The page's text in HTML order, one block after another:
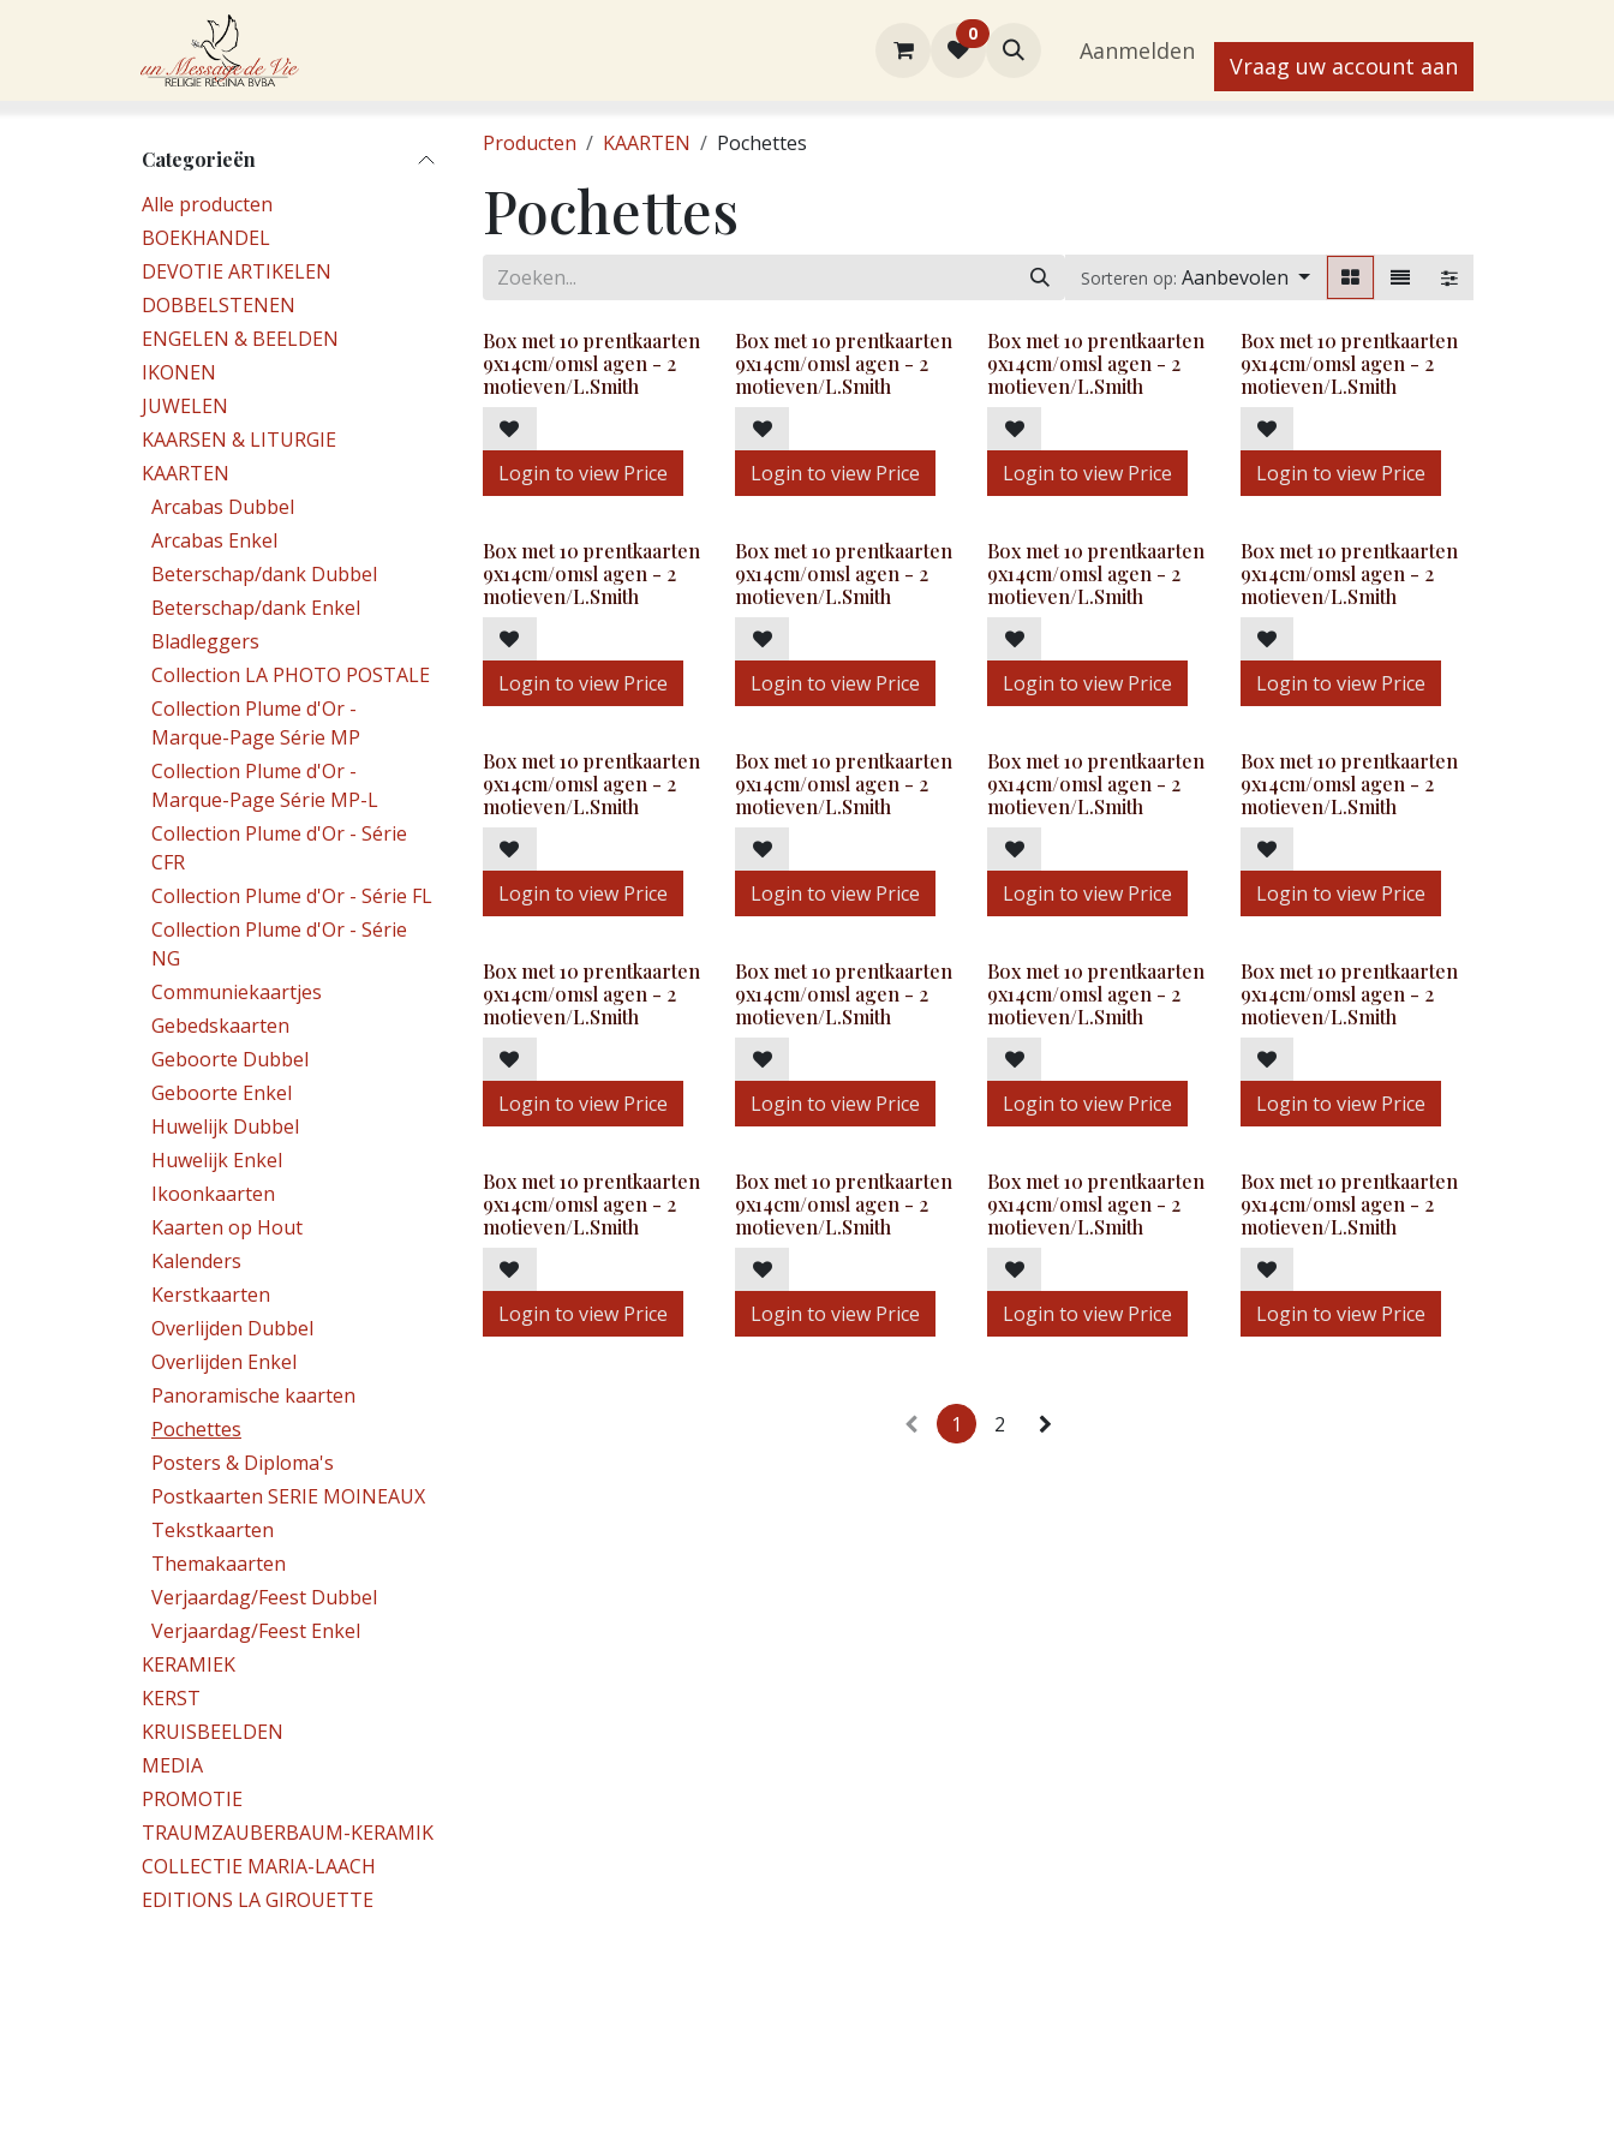
Contact
0
Aanmelden
Vraag uw account aan
Categorieën
Alle producten
BOEKHANDEL
DEVOTIE ARTIKELEN
DOBBELSTENEN
ENGELEN & BEELDEN
IKONEN
JUWELEN
KAARSEN & LITURGIE
KAARTEN
Arcabas Dubbel
Arcabas Enkel
Beterschap/dank Dubbel
Beterschap/dank Enkel
Bladleggers
Collection LA PHOTO POSTALE
Collection Plume d'Or -
Marque-Page Série MP
Collection Plume d'Or -
Marque-Page Série MP-L
Collection Plume d'Or - Série
CFR
Collection Plume d'Or - Série FL
Collection Plume d'Or - Série
NG
Communiekaartjes
Gebedskaarten
Geboorte Dubbel
Geboorte Enkel
Huwelijk Dubbel
Huwelijk Enkel
Ikoonkaarten
Kaarten op Hout
Kalenders
Kerstkaarten
Overlijden Dubbel
Overlijden Enkel
Panoramische kaarten
Pochettes
Posters & Diploma's
Postkaarten SERIE MOINEAUX
Tekstkaarten
Themakaarten
Verjaardag/Feest Dubbel
Verjaardag/Feest Enkel
KERAMIEK
KERST
KRUISBEELDEN
MEDIA
PROMOTIE
TRAUMZAUBERBAUM-KERAMIK
COLLECTIE MARIA-LAACH
EDITIONS LA GIROUETTE
Producten KAARTEN Pochettes
Pochettes
Sorteren op: Aanbevolen
Box met 10 prentkaarten
9x14cm/omsl agen - 2
motieven/L.Smith
Login to view Price
Box met 10 prentkaarten
9x14cm/omsl agen - 2
motieven/L.Smith
Login to view Price
Box met 10 prentkaarten
9x14cm/omsl agen - 2
motieven/L.Smith
Login to view Price
Box met 10 prentkaarten
9x14cm/omsl agen - 2
motieven/L.Smith
Login to view Price
Box met 10 prentkaarten
9x14cm/omsl agen - 2
motieven/L.Smith
Login to view Price
Box met 10 prentkaarten
9x14cm/omsl agen - 2
motieven/L.Smith
Login to view Price
Box met 10 prentkaarten
9x14cm/omsl agen - 2
motieven/L.Smith
Login to view Price
Box met 10 prentkaarten
9x14cm/omsl agen - 2
motieven/L.Smith
Login to view Price
Box met 10 prentkaarten
9x14cm/omsl agen - 2
motieven/L.Smith
Login to view Price
Box met 10 prentkaarten
9x14cm/omsl agen - 2
motieven/L.Smith
Login to view Price
Box met 10 prentkaarten
9x14cm/omsl agen - 2
motieven/L.Smith
Login to view Price
Box met 10 prentkaarten
9x14cm/omsl agen - 2
motieven/L.Smith
Login to view Price
Box met 10 prentkaarten
9x14cm/omsl agen - 2
motieven/L.Smith
Login to view Price
Box met 10 prentkaarten
9x14cm/omsl agen - 2
motieven/L.Smith
Login to view Price
Box met 10 prentkaarten
9x14cm/omsl agen - 2
motieven/L.Smith
Login to view Price
Box met 10 prentkaarten
9x14cm/omsl agen - 2
motieven/L.Smith
Login to view Price
Box met 10 prentkaarten
9x14cm/omsl agen - 2
motieven/L.Smith
Login to view Price
Box met 10 prentkaarten
9x14cm/omsl agen - 2
motieven/L.Smith
Login to view Price
Box met 10 prentkaarten
9x14cm/omsl agen - 2
motieven/L.Smith
Login to view Price
Box met 10 prentkaarten
9x14cm/omsl agen - 2
motieven/L.Smith
Login to view Price
1 2